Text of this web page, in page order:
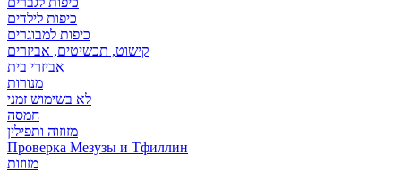
כיפות לילדים
כיפות למבוגרים
קישוט, תכשיטים, אביזרים
אביזרי בית
מנורות
לא בשימוש זמני
חמסה
מזוזוה ותפילין
Проверка Мезузы и Тфиллин
מזוזות